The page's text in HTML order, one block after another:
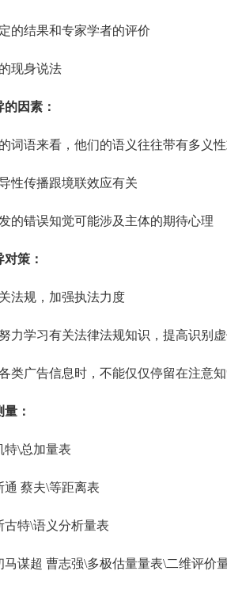
结果和专家学者的评价
身说法
因素：
语来看，他们的语义往往带有多义性
传播跟境联效应有关
错误知觉可能涉及主体的期待心理
策：
规，加强执法力度
学习有关法律法规知识，提高识别虚
广告信息时，不能仅仅停留在注意知
：
\总加量表
蔡夫\等距离表
特\语义分析量表
谋超 曹志强\多极估量量表\二维评价